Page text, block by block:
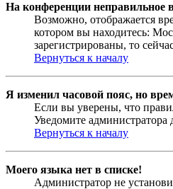
На конференции неправильное
Возможно, отображается
котором вы находитесь:
зарегистрированы, то
Вернуться к началу
Я изменил часовой пояс, но
Если вы уверены, что
Уведомите администратора
Вернуться к началу
Моего языка нет в списке!
Администратор не